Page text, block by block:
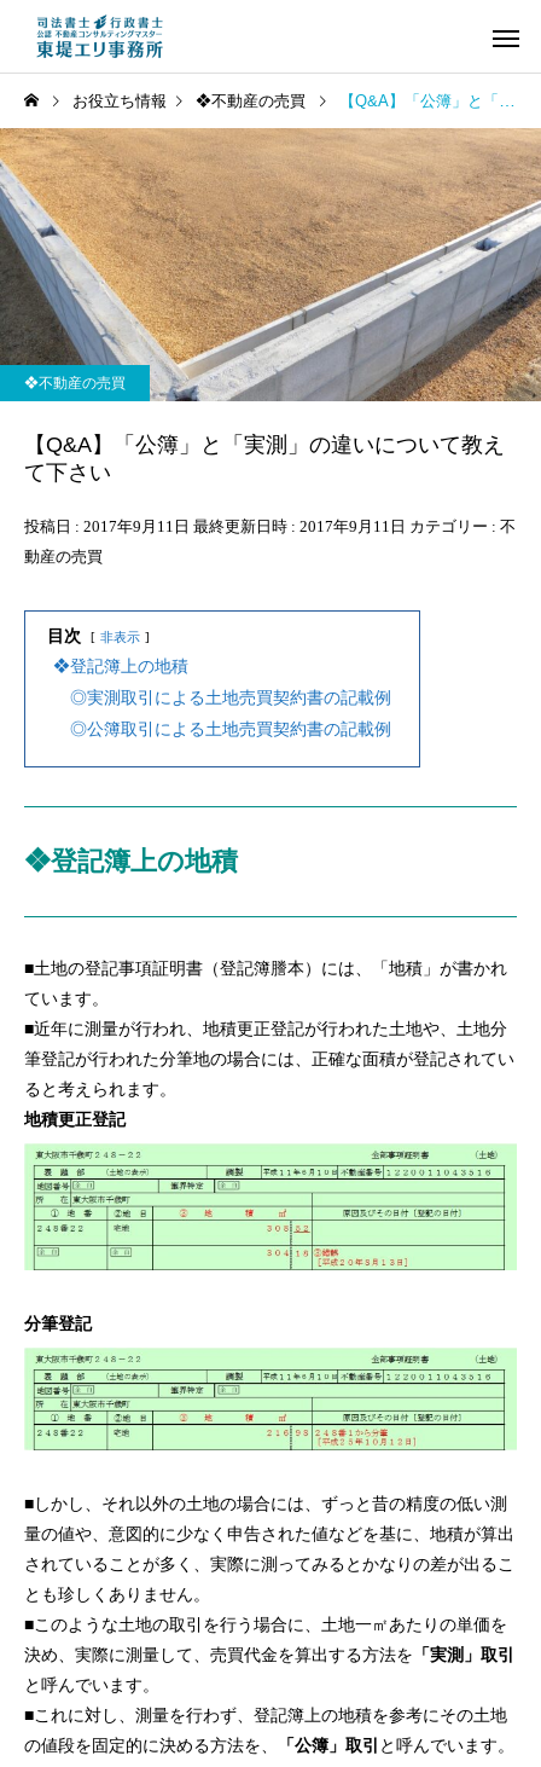
❖不動産の相続登記
(土地・建物の名義
変更)
【Q&A】相続登記の申請に
期限はありますか？
❖司法書士の業務
【Q&A】東堤エリ事務
依頼できる業務には、
なものがありますか。
お役立ち情報 ❖不動産の売買 【Q&A】「公簿」と「実測」の違いについて教えて下さい
❖不動産の売買
【Q&A】「公簿」と「実測」の違いについて教え
て下さい
投稿日 : 2017年9月11日 最終更新日時 : 2017年9月11日 カテゴリー : 不
動産の売買
目次 非表示
❖登記簿上の地積
◎実測取引による土地売買契約書の記載例
◎公簿取引による土地売買契約書の記載例
❖登記簿上の地積
■土地の登記事項証明書（登記簿謄本）には、「地積」が書かれ
ています。
■近年に測量が行われ、地積更正登記が行われた土地や、土地分
筆登記が行われた分筆地の場合には、正確な面積が登記されてい
ると考えられます。
地積更正登記
分筆登記
■しかし、それ以外の土地の場合には、ずっと昔の精度の低い測
量の値や、意図的に少なく申告された値などを基に、地積が算出
されていることが多く、実際に測ってみるとかなりの差が出るこ
とも珍しくありません。
■このような土地の取引を行う場合に、土地一㎡あたりの単価を
決め、実際に測量して、売買代金を算出する方法を 「実測」取引
と呼んでいます。
■これに対し、測量を行わず、登記簿上の地積を参考にその土地
の値段を固定的に決める方法を、
「公簿」取引 と呼んでいます。